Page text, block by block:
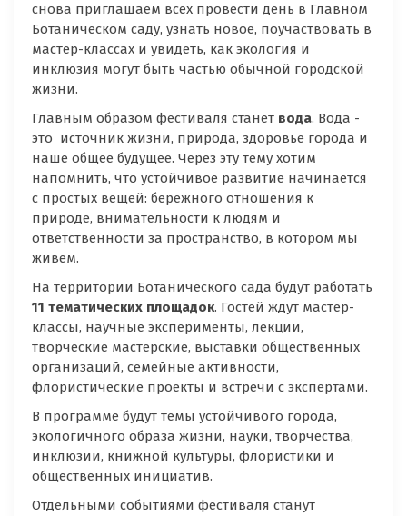
снова приглашаем всех провести день в Главном
Ботаническом саду, узнать новое, поучаствовать в
мастер-классах и увидеть, как экология и
инклюзия могут быть частью обычной городской
жизни.
Главным образом фестиваля станет вода. Вода -
это источник жизни, природа, здоровье города и
наше общее будущее. Через эту тему хотим
напомнить, что устойчивое развитие начинается
с простых вещей: бережного отношения к
природе, внимательности к людям и
ответственности за пространство, в котором мы
живем.
На территории Ботанического сада будут работать
11 тематических площадок. Гостей ждут мастер-
классы, научные эксперименты, лекции,
творческие мастерские, выставки общественных
организаций, семейные активности,
флористические проекты и встречи с экспертами.
В программе будут темы устойчивого города,
экологичного образа жизни, науки, творчества,
инклюзии, книжной культуры, флористики и
общественных инициатив.
Отдельными событиями фестиваля станут